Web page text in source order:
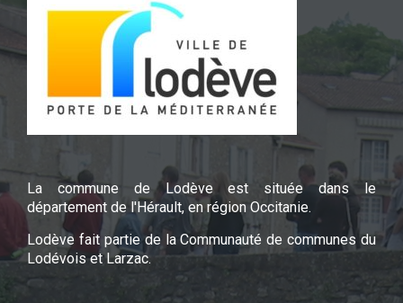
La commune de Lodève est située dans le
département de l'Hérault, en région Occitanie.
Lodève fait partie de la Communauté de communes du
Lodévois et Larzac.